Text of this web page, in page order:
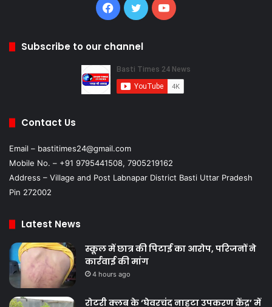
Facebook
TwitterYouTube
Subscribe to our channel
Contact Us
Email – bastitimes24@gmail.com
Mobile No. – +91 9795441508, 7905219162
Address – Village and Post Labnapar District Basti Uttar Pradesh
Pin 272002
Latest News
स्कूल में छात्र की पिटाई का आरोप, परिजनों ने
कार्रवाई की मांग
4 hours ago
रोटरी क्लब के ‘घेवरचंद नाहटा उपकरण केंद्र’ में